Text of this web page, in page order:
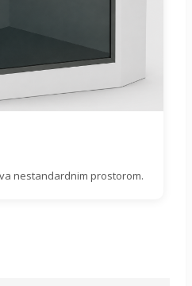
nestandardnim prostorom.